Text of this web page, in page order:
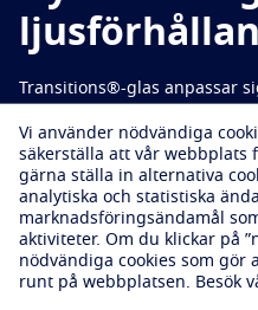
Skydda
Transitions Ljusanpassat
Solglas God syn med snygg
Blue UV
Förbättra
Crizal Antireflexbehandling
Boka en synundersökning
Transitions®-glas anpassar
inomhus.
Boka en
Vi använder nödvändiga
säkerställa att vår webbplats
gärna ställa in alternativa
analytiska och statistiska
marknadsföringsändamål
aktiviteter. Om du klickar på
nödvändiga cookies som gör
runt på webbplatsen. Besök